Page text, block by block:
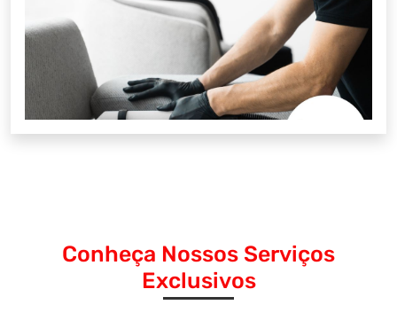
Conheça Nossos Serviços
Exclusivos